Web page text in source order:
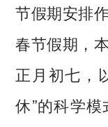
节假期安排
春节假期，
正月初七，
休”的科学